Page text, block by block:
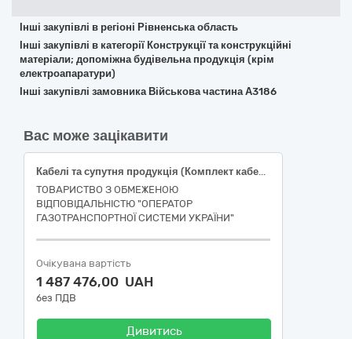
Інші закупівлі в регіоні Рівненська область
Інші закупівлі в категорії Конструкції та конструкційні
матеріали; допоміжна будівельна продукція (крім
електроапаратури)
Інші закупівлі замовника Військова частина А3186
Вас може зацікавити
Кабелі та супутня продукція (Комплект кабелю нагрівального саморегульованого)
ТОВАРИСТВО З ОБМЕЖЕНОЮ
ВІДПОВІДАЛЬНІСТЮ "ОПЕРАТОР
ГАЗОТРАНСПОРТНОЇ СИСТЕМИ УКРАЇНИ"
Очікувана вартість
1 487 476,00 UAH
без ПДВ
Дивитись